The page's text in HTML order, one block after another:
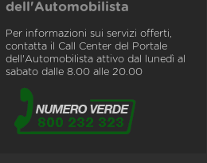
dell'Automobilista
Per informazioni sui servizi offerti,
contatta il Call Center del Portale
dell'Automobilista attivo dal lunedì al
sabato dalle 8.00 alle 20.00